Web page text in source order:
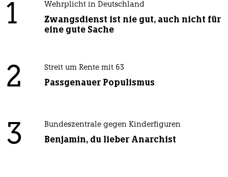
1 Wehrplicht in Deutschland
Zwangsdienst ist nie gut, auch nicht für
eine gute Sache
2 Streit um Rente mit 63
Passgenauer Populismus
3 Bundeszentrale gegen Kinderfiguren
Benjamin, du lieber Anarchist